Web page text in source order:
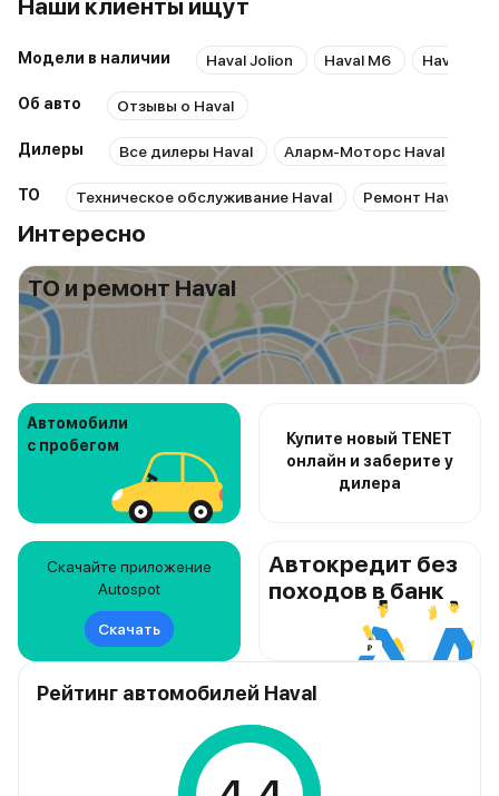
Наши клиенты ищут
Модели в наличии Haval Jolion Haval M6 Haval F7
Об авто Отзывы о Haval
Дилеры Все дилеры Haval Аларм-Моторс Haval Юг
ТО Техническое обслуживание Haval Ремонт Haval
Интересно
ТО и ремонт Haval
Автомобили
с пробегом
Купите новый TENET
онлайн и заберите у
дилера
Скачайте приложение
Autospot
Скачать
Автокредит без
походов в банк
Рейтинг автомобилей Haval